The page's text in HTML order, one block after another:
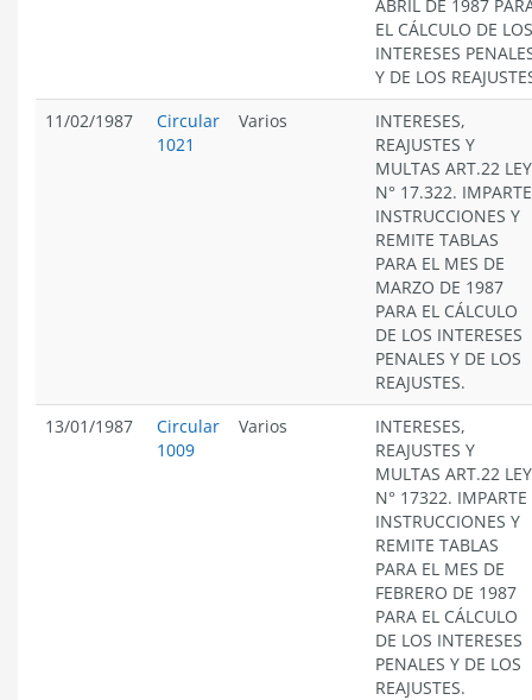
ABRIL DE 1987
EL CÁLCULO DE LOS
INTERESES
Y DE LOS
11/02/1987
Circular
1021
Varios
INTERESES,
REAJUSTES Y
MULTAS ART.22 LEY
N° 17.322. IMPARTE
INSTRUCCIONES Y
REMITE TABLAS
PARA EL MES DE
MARZO DE 1987
PARA EL CÁLCULO
DE LOS INTERESES
PENALES Y DE LOS
REAJUSTES.
13/01/1987
Circular
1009
Varios
INTERESES,
REAJUSTES Y
MULTAS ART.22 LEY
N° 17322. IMPARTE
INSTRUCCIONES Y
REMITE TABLAS
PARA EL MES DE
FEBRERO DE 1987
PARA EL CÁLCULO
DE LOS INTERESES
PENALES Y DE LOS
REAJUSTES.